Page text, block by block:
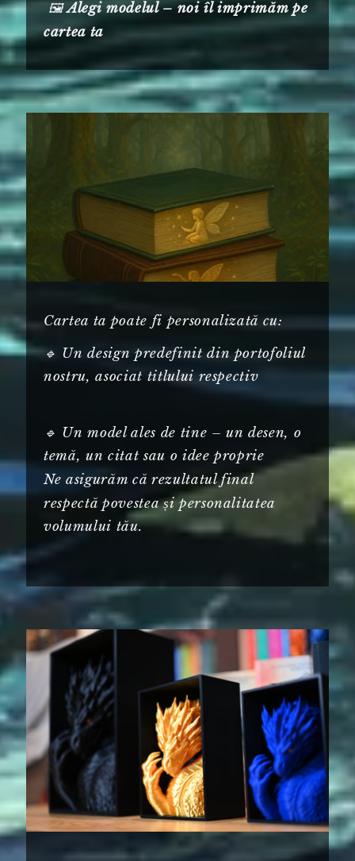
🖼️Alegi modelul – noi îl imprimăm pe
cartea ta
Cartea ta poate fi personalizată cu:
🔹 Un design predefinit din portofoliul
nostru, asociat titlului respectiv
🔹 Un model ales de tine – un desen, o
temă, un citat sau o idee proprie
Ne asigurăm că rezultatul final
respectă povestea și personalitatea
volumului tău.